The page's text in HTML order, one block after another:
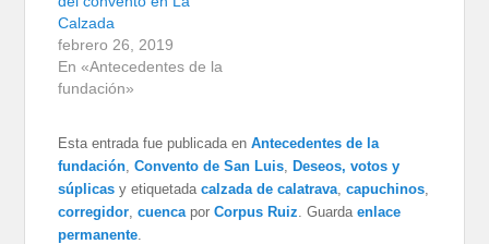
Calzada
febrero 26, 2019
En «Antecedentes de la
fundación»
Esta entrada fue publicada enAntecedentes de la
fundación ,Convento de San Luis
Deseos, votos y
súplicas y etiquetadacalzada de calatrava ,capuchinos
corregidor ,cuenca porCorpus Ruiz . Guardaenlace
permanente